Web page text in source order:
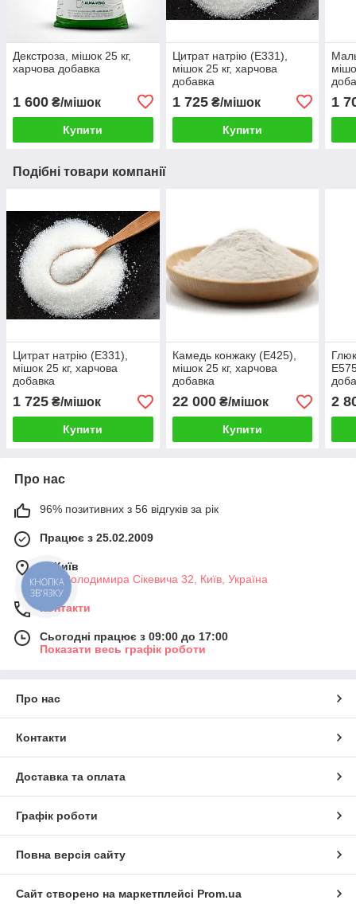
Декстроза, мішок 25 кг,
харчова добавка
1 600 ₴/мішок
Купити
Цитрат натрію (Е331),
мішок 25 кг, харчова
добавка
1 725₴/мішок
Купити
1
Подібні товари компанії
Цитрат натрію (Е331),
мішок 25 кг, харчова
добавка
1 725 ₴/мішок
Купити
Камедь конжаку (Е425),
мішок 25 кг, харчова
добавка
22 000₴/мішок
Купити
2
Про нас
96% позитивних з 56 відгуків за рік
Працює з 25.02.2009
м. Київ
вул. Володимира Сікевича 32, Київ, Україна
Контакти
Сьогодні працює з 09:00 до 17:00
Показати весь графік роботи
Про нас
Контакти
Доставка та оплата
Графік роботи
Повна версія сайту
Сайт створено на маркетплейсі Prom.ua